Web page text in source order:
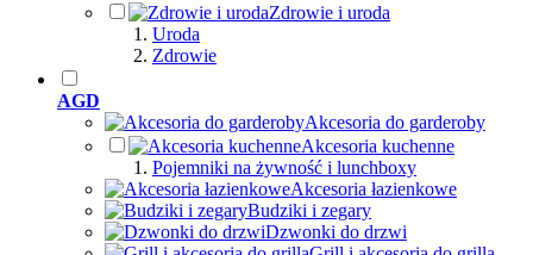
Zdrowie i uroda
Uroda
Zdrowie
AGD
Akcesoria do garderoby
Akcesoria kuchenne
Pojemniki na żywność i lunchboxy
Akcesoria łazienkowe
Budziki i zegary
Dzwonki do drzwi